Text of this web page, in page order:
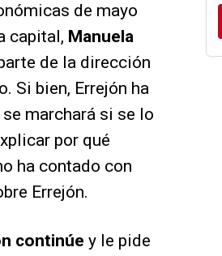
de mayo
capital, Manuela
de la dirección
Si bien, Errejón ha
marchará si se lo
por qué
ha contado con
Errejón.
continúe y le pide